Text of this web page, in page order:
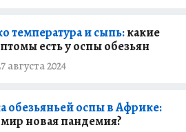
температура и сыпь:какие
есть у оспы обезьян
августа 2024
обезьяньей оспы в Африке:
новая пандемия?